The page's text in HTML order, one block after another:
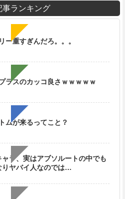
事ランキング
ー重すぎんだろ。。。
ラスのカッコ良さｗｗｗｗｗ
ムが来るってこと？
ャラ、実はアブソルートの中でも
りヤバイ人なのでは…